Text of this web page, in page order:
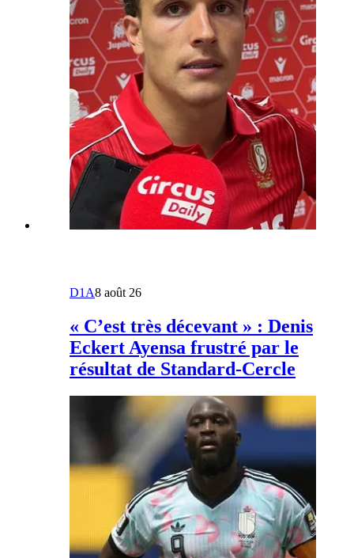
D1A8 août 26
« C’est très décevant » : Denis
Eckert Ayensa frustré par le
résultat de Standard-Cercle